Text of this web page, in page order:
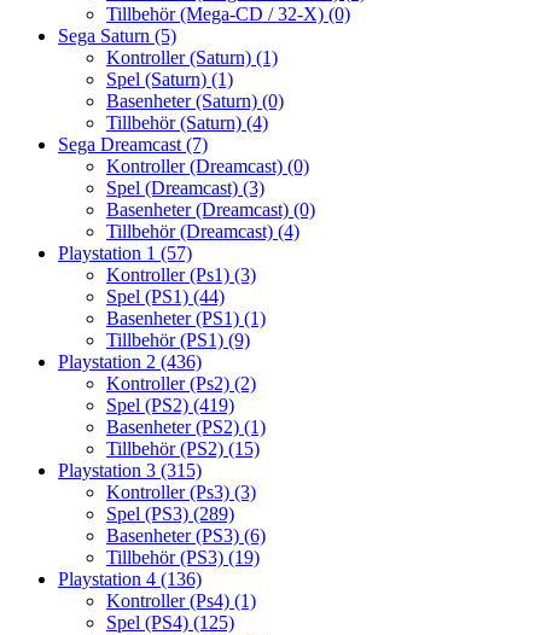
Tillbehör (Mega-CD / 32-X) (0)
Sega Saturn (5)
Kontroller (Saturn) (1)
Spel (Saturn) (1)
Basenheter (Saturn) (0)
Tillbehör (Saturn) (4)
Sega Dreamcast (7)
Kontroller (Dreamcast) (0)
Spel (Dreamcast) (3)
Basenheter (Dreamcast) (0)
Tillbehör (Dreamcast) (4)
Playstation 1 (57)
Kontroller (Ps1) (3)
Spel (PS1) (44)
Basenheter (PS1) (1)
Tillbehör (PS1) (9)
Playstation 2 (436)
Kontroller (Ps2) (2)
Spel (PS2) (419)
Basenheter (PS2) (1)
Tillbehör (PS2) (15)
Playstation 3 (315)
Kontroller (Ps3) (3)
Spel (PS3) (289)
Basenheter (PS3) (6)
Tillbehör (PS3) (19)
Playstation 4 (136)
Kontroller (Ps4) (1)
Spel (PS4) (125)